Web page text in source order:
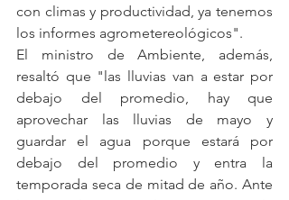
con climas y productividad, ya tenemos
los informes agrometereológicos".
El ministro de Ambiente, además,
resaltó que "las lluvias van a estar por
debajo del promedio, hay que
aprovechar las lluvias de mayo y
guardar el agua porque estará por
debajo del promedio y entra la
temporada seca de mitad de año. Ante